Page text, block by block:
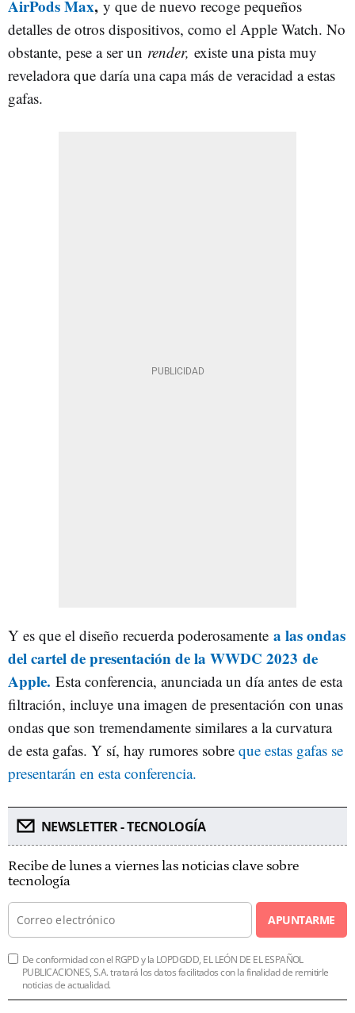
AirPods Max, y que de nuevo recoge pequeños
detalles de otros dispositivos, como el Apple Watch. No
obstante, pese a ser un render, existe una pista muy
reveladora que daría una capa más de veracidad a estas
gafas.
Y es que el diseño recuerda poderosamente a las ondas
del cartel de presentación de la WWDC 2023 de
Apple. Esta conferencia, anunciada un día antes de esta
filtración, incluye una imagen de presentación con unas
ondas que son tremendamente similares a la curvatura
de esta gafas. Y sí, hay rumores sobre que estas gafas se
presentarán en esta conferencia.
NEWSLETTER - TECNOLOGÍA
Recibe de lunes a viernes las noticias clave sobre
tecnología
APUNTARME
De conformidad con el RGPD y la LOPDGDD, EL LEÓN DE EL ESPAÑOL
PUBLICACIONES, S.A. tratará los datos facilitados con la finalidad de remitirle
noticias de actualidad.